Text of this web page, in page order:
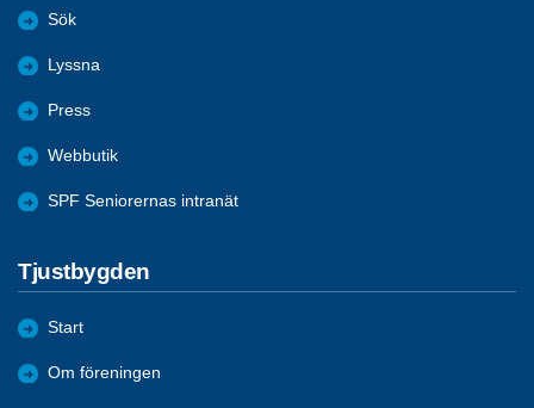
Sök
Lyssna
Press
Webbutik
SPF Seniorernas intranät
Tjustbygden
Start
Om föreningen